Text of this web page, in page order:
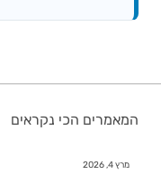
המאמרים הכי נקראים
מרץ 4, 2026